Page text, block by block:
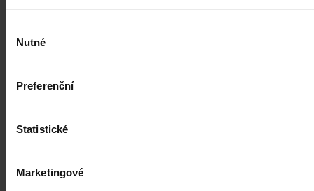
souhlasu
Nutné
Preferenční
Statistické
Marketingové